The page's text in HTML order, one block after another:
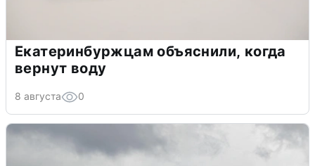
Екатеринбуржцам объяснили, когда
вернут воду
8 августа 0